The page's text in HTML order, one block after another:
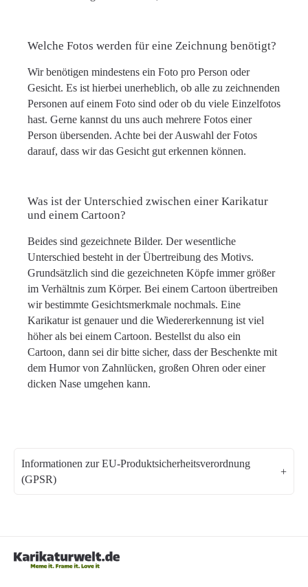
Welche Fotos werden für eine Zeichnung benötigt?
Wir benötigen mindestens ein Foto pro Person oder
Gesicht. Es ist hierbei unerheblich, ob alle zu zeichnenden
Personen auf einem Foto sind oder ob du viele Einzelfotos
hast. Gerne kannst du uns auch mehrere Fotos einer
Person übersenden. Achte bei der Auswahl der Fotos
darauf, dass wir das Gesicht gut erkennen können.
Was ist der Unterschied zwischen einer Karikatur
und einem Cartoon?
Beides sind gezeichnete Bilder. Der wesentliche
Unterschied besteht in der Übertreibung des Motivs.
Grundsätzlich sind die gezeichneten Köpfe immer größer
im Verhältnis zum Körper. Bei einem Cartoon übertreiben
wir bestimmte Gesichtsmerkmale nochmals. Eine
Karikatur ist genauer und die Wiedererkennung ist viel
höher als bei einem Cartoon. Bestellst du also ein
Cartoon, dann sei dir bitte sicher, dass der Beschenkte mit
dem Humor von Zahnlücken, großen Ohren oder einer
dicken Nase umgehen kann.
Informationen zur EU-Produktsicherheitsverordnung
(GPSR)